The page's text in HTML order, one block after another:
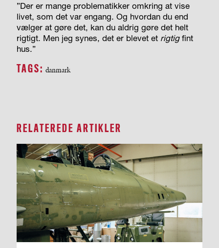
”Der er mange problematikker omkring at vise
livet, som det var engang. Og hvordan du end
vælger at gøre det, kan du aldrig gøre det helt
rigtigt. Men jeg synes, det er blevet et rigtigfint
hus.”
TAGS: danmark
RELATEREDE ARTIKLER